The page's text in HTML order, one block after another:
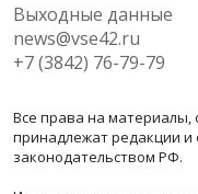
Выходные данные
news@vse42.ru
+7 (3842) 76-79-79
Все права на материалы,
принадлежат редакции и
законодательством РФ.